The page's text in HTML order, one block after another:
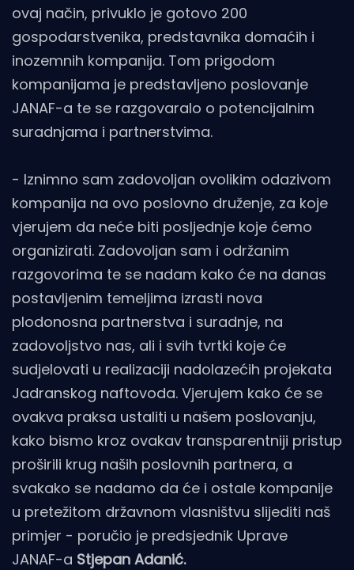
ovaj način, privuklo je gotovo 200
gospodarstvenika, predstavnika domaćih i
inozemnih kompanija. Tom prigodom
kompanijama je predstavljeno poslovanje
JANAF-a te se razgovaralo o potencijalnim
suradnjama i partnerstvima.
- Iznimno sam zadovoljan ovolikim odazivom
kompanija na ovo poslovno druženje, za koje
vjerujem da neće biti posljednje koje ćemo
organizirati. Zadovoljan sam i održanim
razgovorima te se nadam kako će na danas
postavljenim temeljima izrasti nova
plodonosna partnerstva i suradnje, na
zadovoljstvo nas, ali i svih tvrtki koje će
sudjelovati u realizaciji nadolazećih projekata
Jadranskog naftovoda. Vjerujem kako će se
ovakva praksa ustaliti u našem poslovanju,
kako bismo kroz ovakav transparentniji pristup
proširili krug naših poslovnih partnera, a
svakako se nadamo da će i ostale kompanije
u pretežitom državnom vlasništvu slijediti naš
primjer - poručio je predsjednik Uprave
JANAF-a Stjepan Adanić.